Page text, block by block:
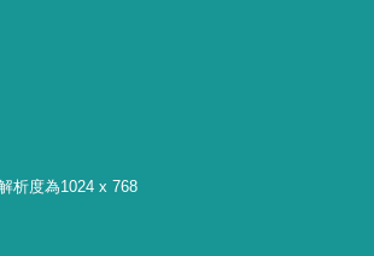
析度為1024 x 768